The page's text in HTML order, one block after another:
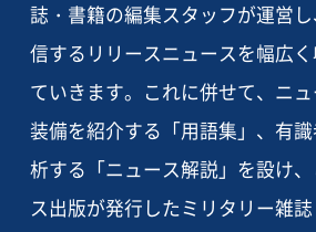
誌・書籍の編集スタッフが運営
信するリリースニュースを幅広
ていきます。これに併せて、ニ
装備を紹介する「用語集」、有
析する「ニュース解説」を設け
ス出版が発行したミリタリー雑誌